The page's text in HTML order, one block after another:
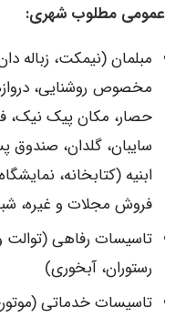
عمومی مطلوب شهری:
مبلمان (نیمکت، زباله
مخصوص روشنایی،
حصار، مکان پیک
سایبان، گلدان،
ابنیه (کتابخانه،
فروش مجلات و غیره،
تاسیسات رفاهی (توالت
رستوران، آبخوری)
تاسیسات خدماتی